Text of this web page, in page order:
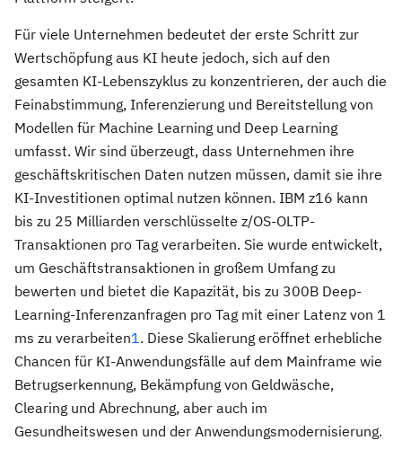
Für viele Unternehmen bedeutet der erste Schritt zur
Wertschöpfung aus KI heute jedoch, sich auf den
gesamten KI-Lebenszyklus zu konzentrieren, der auch die
Feinabstimmung, Inferenzierung und Bereitstellung von
Modellen für Machine Learning und Deep Learning
umfasst. Wir sind überzeugt, dass Unternehmen ihre
geschäftskritischen Daten nutzen müssen, damit sie ihre
KI-Investitionen optimal nutzen können. IBM z16 kann
bis zu 25 Milliarden verschlüsselte z/OS-OLTP-
Transaktionen pro Tag verarbeiten. Sie wurde entwickelt,
um Geschäftstransaktionen in großem Umfang zu
bewerten und bietet die Kapazität, bis zu 300B Deep-
Learning-Inferenzanfragen pro Tag mit einer Latenz von 1
ms zu verarbeiten1. Diese Skalierung eröffnet erhebliche
Chancen für KI-Anwendungsfälle auf dem Mainframe wie
Betrugserkennung, Bekämpfung von Geldwäsche,
Clearing und Abrechnung, aber auch im
Gesundheitswesen und der Anwendungsmodernisierung.